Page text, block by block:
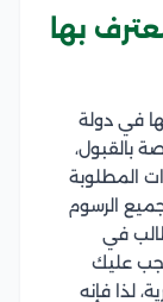
بها
في دولة
بالقبول،
المطلوبة
الرسوم
في
عليك
لذا فإنه